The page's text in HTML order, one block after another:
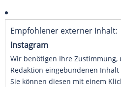
Empfohlener externer Inhalt:
Instagram
Wir benötigen Ihre Zustimmung,
Redaktion eingebundenen
Sie können diesen mit einem